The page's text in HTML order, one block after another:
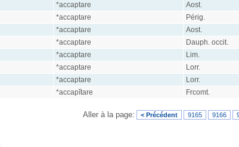
*accaptare Aost.
*accaptare Périg.
*accaptare Aost.
*accaptare Dauph. occit.
*accaptare Lim.
*accaptare Lorr.
*accaptare Lorr.
*accapĭtare Frcomt.
Aller à la page: < Précédent 9165 9166